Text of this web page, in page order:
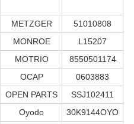
METZGER
51010808
MONROE
L15207
MOTRIO
8550501174
OCAP
0603883
OPEN PARTS
SSJ102411
Oyodo
30K9144OYO